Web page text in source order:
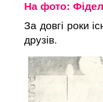
На фото:
За довгі роки
друзів.